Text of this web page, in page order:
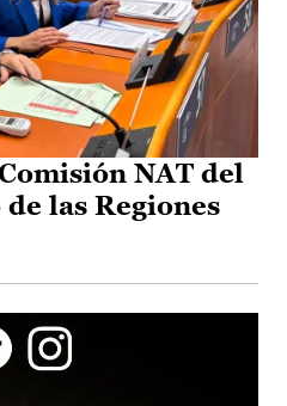
NAT del
las Regiones